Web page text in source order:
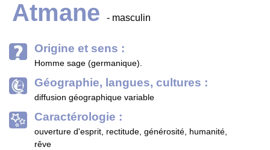
Atmane - masculin
Origine et sens :
Homme sage (germanique).
Géographie, langues, cultures :
diffusion géographique variable
Caractérologie :
ouverture d'esprit, rectitude, générosité, humanité,
rêve